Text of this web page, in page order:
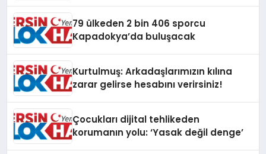
79 ülkeden 2 bin 406 sporcu
Kapadokya’da buluşacak
Kurtulmuş: Arkadaşlarımızın kılına
zarar gelirse hesabını verirsiniz!
Çocukları dijital tehlikeden
korumanın yolu: ‘Yasak değil denge’